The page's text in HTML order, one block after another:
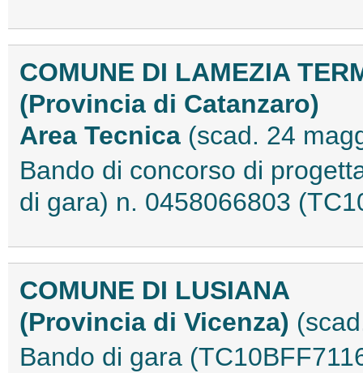
COMUNE DI LAMEZIA
(Provincia di Catanzaro)
Area Tecnica (scad. 24
Bando di concorso di
di gara) n. 0458066803
COMUNE DI LUSIANA
(Provincia di Vicenza)
Bando di gara